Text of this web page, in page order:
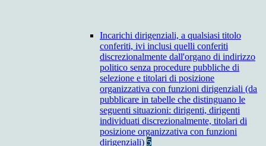
Incarichi dirigenziali, a qualsiasi titolo
conferiti, ivi inclusi quelli conferiti
discrezionalmente dall'organo di indirizzo
politico senza procedure pubbliche di
selezione e titolari di posizione
organizzativa con funzioni dirigenziali (da
pubblicare in tabelle che distinguano le
seguenti situazioni: dirigenti, dirigenti
individuati discrezionalmente, titolari di
posizione organizzativa con funzioni
dirigenziali) 5